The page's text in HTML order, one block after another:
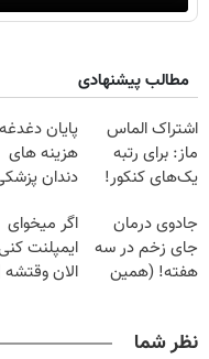
مطالب پیشنهادی
اشتراک الماس
ماز: برای رتبه
یک‌های کنکور!
پایان دغدغه
هزینه های
دندان
خانگی
جادوی درمان
جای زخم در سه
هفته! (همین
اگر میخوای
ایمپلنت
الان وقتشه
نظر شما